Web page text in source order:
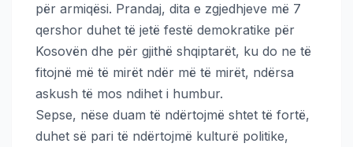
për armiqësi. Prandaj, dita e zgjedhjeve më 7
qershor duhet të jetë festë demokratike për
Kosovën dhe për gjithë shqiptarët, ku do ne të
fitojnë më të mirët ndër më të mirët, ndërsa
askush të mos ndihet i humbur.
Sepse, nëse duam të ndërtojmë shtet të fortë,
duhet së pari të ndërtojmë kulturë politike,